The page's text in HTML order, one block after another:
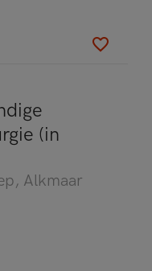
(in
, Alkmaar